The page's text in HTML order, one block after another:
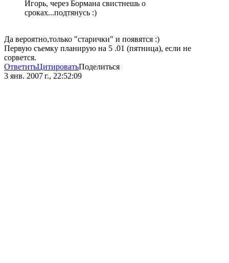
Игорь, через Бормана свистнешь о
сроках...подтянусь :)
Да вероятно,только "старички" и появятся :)
Первую съемку планирую на 5 .01 (пятница), если не
сорвется.
ОтветитьЦитироватьПоделиться
3 янв. 2007 г., 22:52:09